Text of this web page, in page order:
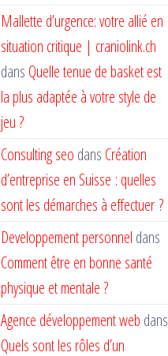
Mallette d’urgence: votre allié en
situation critique | craniolink.ch
dans Quelle tenue de basket est
la plus adaptée à votre style de
jeu ?
Consulting seo dans Création
d’entreprise en Suisse : quelles
sont les démarches à effectuer ?
Developpement personnel dans
Comment être en bonne santé
physique et mentale ?
Agence développement web dans
Quels sont les rôles d’un